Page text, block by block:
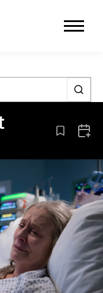
Aus den